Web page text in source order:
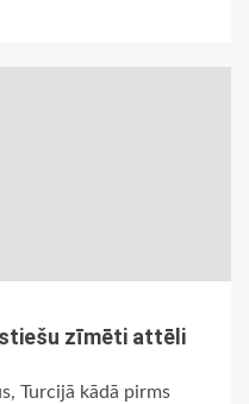
zīmēti attēli
Turcijā kādā pirms